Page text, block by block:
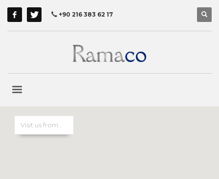
+90 216 383 62 17